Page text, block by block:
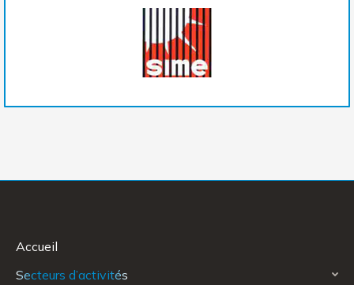
Accueil
Secteurs d’activités